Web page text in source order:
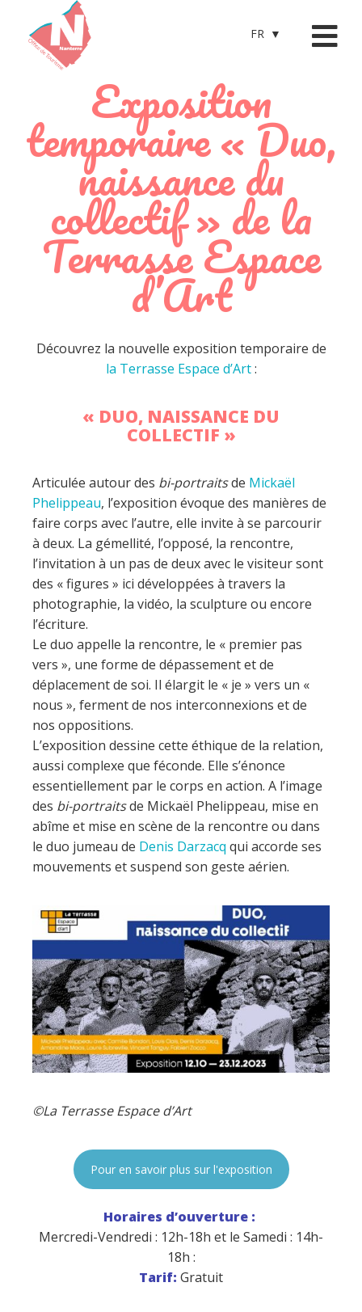
FR
Exposition
temporaire « Duo,
naissance du
collectif » de la
Terrasse Espace
d’Art
Découvrez la nouvelle exposition temporaire de
la Terrasse Espace d’Art:
« DUO, NAISSANCE DU
COLLECTIF »
Articulée autour des bi-portraitsde Mickaël
Phelippeau, l’exposition évoque des manières de
faire corps avec l’autre, elle invite à se parcourir
à deux. La gémellité, l’opposé, la rencontre,
l’invitation à un pas de deux avec le visiteur sont
des « figures » ici développées à travers la
photographie, la vidéo, la sculpture ou encore
l’écriture.
Le duo appelle la rencontre, le « premier pas
vers », une forme de dépassement et de
déplacement de soi. Il élargit le « je » vers un «
nous », ferment de nos interconnexions et de
nos oppositions.
L’exposition dessine cette éthique de la relation,
aussi complexe que féconde. Elle s’énonce
essentiellement par le corps en action. A l’image
des bi-portraitsde Mickaël Phelippeau, mise en
abîme et mise en scène de la rencontre ou dans
le duo jumeau de Denis Darzacq qui accorde ses
mouvements et suspend son geste aérien.
©La Terrasse Espace d’Art
Pour en savoir plus sur l'exposition
Horaires d’ouverture :
Mercredi-Vendredi : 12h-18h et le Samedi : 14h-
18h :
Tarif: Gratuit